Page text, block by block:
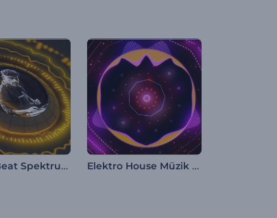
Elektro Beat Spektrum Görüntüleyici Elektro House Müzik Görselleştirici